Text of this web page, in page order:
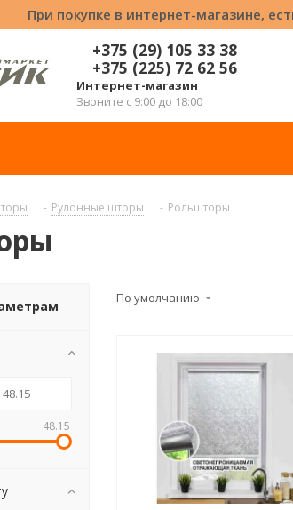
При покупке в интернет-магазине,
+375 (29) 105 33 38
+375 (225) 72 62 56
Интернет-магазин
Звоните с 9:00 до 18:00
- Рулонные шторы - Рольшторы
По умолчанию
48.15